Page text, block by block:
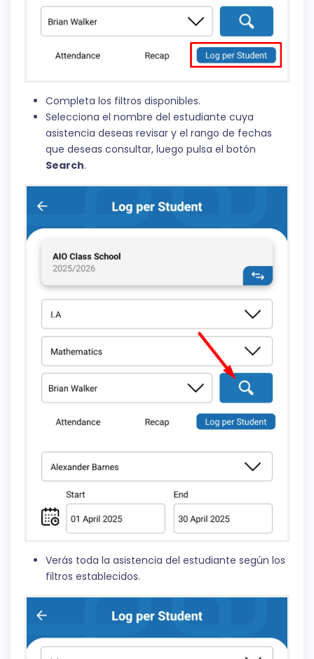
Completa los filtros disponibles.
Selecciona el nombre del estudiante cuya
asistencia deseas revisar y el rango de fechas
que deseas consultar, luego pulsa el botón
Search.
Verás toda la asistencia del estudiante según los
filtros establecidos.